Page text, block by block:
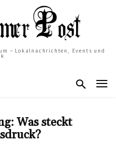
– Lokalnachrichten, Events und
Was steckt